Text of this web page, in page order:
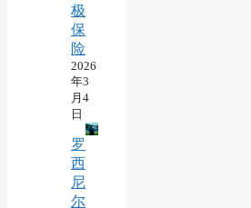
极
保
险
2026
年3
月4
日
罗
西
尼
尔